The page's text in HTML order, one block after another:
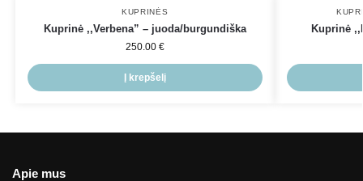
KUPRINĖS
Kuprinė ,,Verbena” – juoda/burgundiška
250.00 €
Į krepšelį
Kuprinė
Apie mus